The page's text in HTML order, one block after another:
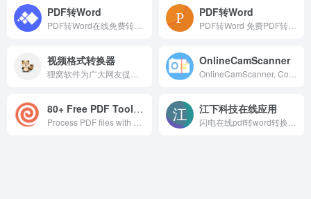
PDF转Word PDF转Word
视频格式转换器 OnlineCamScanner
80+ Free PDF Tools Online 江下科技在线应用